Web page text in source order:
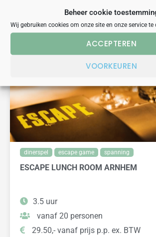
Beheer cookie
Wij gebruiken cookies om onze site en onze service te
ACCEPTEREN
VOORKEUREN
VERGELIJKBARE UITJES
dinerspel escape game spanning
ESCAPE LUNCH ROOM ARNHEM
3.5 uur
vanaf 20 personen
29.50,- vanaf prijs p.p. ex. BTW